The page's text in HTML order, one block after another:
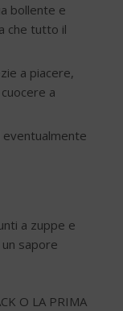
bollente e
che tutto il
a piacere,
a
eventualmente
a zuppe e
sapore
O LA PRIMA